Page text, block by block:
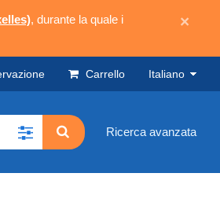
, durante la quale i
×
Carrello Italiano
Ricerca avanzata